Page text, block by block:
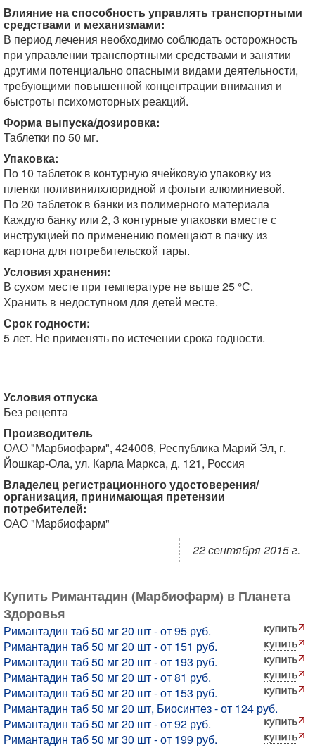
Влияние на способность управлять транспортными
средствами и механизмами:
В период лечения необходимо соблюдать осторожность
при управлении транспортными средствами и занятии
другими потенциально опасными видами деятельности,
требующими повышенной концентрации внимания и
быстроты психомоторных реакций.
Форма выпуска/дозировка:
Таблетки по 50 мг.
Упаковка:
По 10 таблеток в контурную ячейковую упаковку из
пленки поливинилхлоридной и фольги алюминиевой.
По 20 таблеток в банки из полимерного материала
Каждую банку или 2, 3 контурные упаковки вместе с
инструкцией по применению помещают в пачку из
картона для потребительской тары.
Условия хранения:
В сухом месте при температуре не выше 25 °С.
Хранить в недоступном для детей месте.
Срок годности:
5 лет. Не применять по истечении срока годности.
Условия отпуска
Без рецепта
Производитель
ОАО "Марбиофарм", 424006, Республика Марий Эл, г.
Йошкар-Ола, ул. Карла Маркса, д. 121, Россия
Владелец регистрационного удостоверения/
организация, принимающая претензии
потребителей:
ОАО "Марбиофарм"
22 сентября 2015 г.
Купить Римантадин (Марбиофарм) в Планета
Здоровья
Римантадин таб 50 мг 20 шт - от 95 руб.
Римантадин таб 50 мг 20 шт - от 151 руб.
Римантадин таб 50 мг 20 шт - от 193 руб.
Римантадин таб 50 мг 20 шт - от 81 руб.
Римантадин таб 50 мг 20 шт - от 153 руб.
Римантадин таб 50 мг 20 шт, Биосинтез - от 124 руб.
Римантадин таб 50 мг 20 шт - от 92 руб.
Римантадин таб 50 мг 30 шт - от 199 руб.